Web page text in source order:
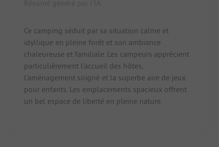
Ce camping séduit par sa situation calme et
idyllique en pleine forêt et son ambiance
chaleureuse et familiale. Les campeurs apprécient
particulièrement l'accueil des hôtes,
l'aménagement soigné et la superbe aire de jeux
pour enfants. Les emplacements spacieux offrent
un bel espace de liberté en pleine nature.